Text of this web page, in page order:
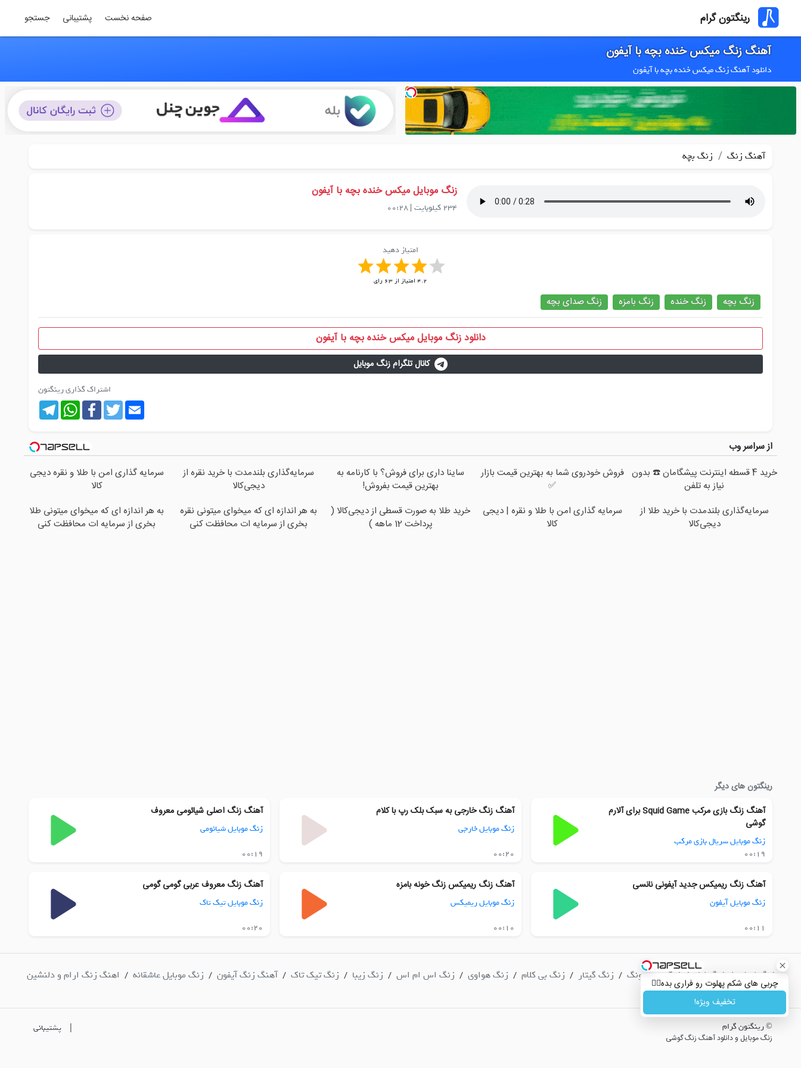
رینگتون گرام صفحه نخست پشتیبانی جستجو
آهنگ زنگ میکس خنده بچه با آیفون
دانلود آهنگ زنگ میکس خنده بچه با آیفون
چربی های شکم پهلوت رو فراری بده👌🏻
تخفیف ویژه!
آهنگ زنگ / زنگ بچه
زنگ موبایل میکس خنده بچه با آیفون
234 کیلوبایت |
00:28
امتیاز دهید
4.2 امتیاز از63 رای
زنگ بچه زنگ خنده زنگ بامزه زنگ صدای بچه
دانلود زنگ موبایل میکس خنده بچه با آیفون
کانال تلگرام زنگ موبایل
اشتراک گذاری رینگتون
Telegram
WhatsAppFacebookTwitterEmail
از سراسر وب
خرید 4 قسطه اینترنت پیشگامان ☎️ بدون
نیاز به تلفن
فروش خودروی شما به بهترین قیمت بازار
✅
ساینا داری برای فروش؟ با کارنامه به
بهترین قیمت بفروش!
سرمایه‌گذاری بلندمدت با خرید نقره از
دیجی‌کالا
سرمایه گذاری امن با طلا و نقره دیجی
کالا
سرمایه‌گذاری بلندمدت با خرید طلا از
دیجی‌کالا
سرمایه گذاری امن با طلا و نقره | دیجی
کالا
خرید طلا به صورت قسطی از دیجی‌کالا (
پرداخت 12 ماهه )
به هر اندازه ای که میخوای میتونی نقره
بخری از سرمایه ات محافظت کنی
به هر اندازه ای که میخوای میتونی طلا
بخری از سرمایه ات محافظت کنی
رینگتون های دیگر
آهنگ زنگ بازی مرکب Squid Game برای آلارم
گوشی
زنگ موبایل سریال بازی مرکب
00:19
آهنگ زنگ خارجی به سبک بلک رپ با کلام
زنگ موبایل خارجی
00:20
آهنگ زنگ اصلی شیائومی معروف
زنگ موبایل شیائومی
00:19
آهنگ زنگ ریمیکس جدید آیفونی نانسی
زنگ موبایل آیفون
00:11
آهنگ زنگ ریمیکس زنگ خونه بامزه
زنگ موبایل ریمیکس
00:10
آهنگ زنگ معروف عربی گومی گومی
زنگ موبایل تیک تاک
00:20
زنگ اصلی / زنگ اپل / زنگ سامسونگ / زنگ گیتار / زنگ بی کلام / زنگ هواوی / زنگ اس ام اس / زنگ زیبا / زنگ تیک تاک / آهنگ زنگ آیفون / زنگ موبایل عاشقانه / اهنگ زنگ ارام و دلنشین
/
© رینگتون گرام | پشتیبانی
زنگ موبایل و دانلود آهنگ زنگ گوشی